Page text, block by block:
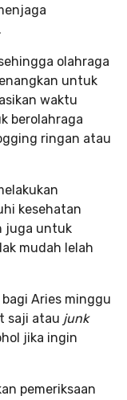
olahraga
untuk
waktu
berolahraga
ringan atau
kesehatan
juga untuk
mudah lelah
Aries minggu
saji atau junk
jika ingin
pemeriksaan